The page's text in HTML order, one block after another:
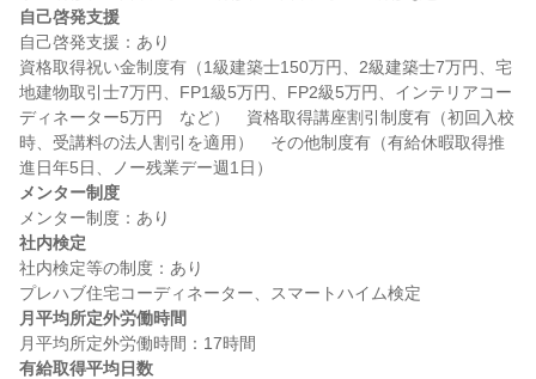
自己啓発支援
自己啓発支援：あり
資格取得祝い金制度有（1級建築士150万円、2級建築士7万円、宅
地建物取引士7万円、FP1級5万円、FP2級5万円、インテリアコー
ディネーター5万円　など）　資格取得講座割引制度有（初回入校
時、受講料の法人割引を適用）　その他制度有（有給休暇取得推
メンター制度
社内検定
社内検定等の制度：あり
月平均所定外労働時間
有給取得平均日数